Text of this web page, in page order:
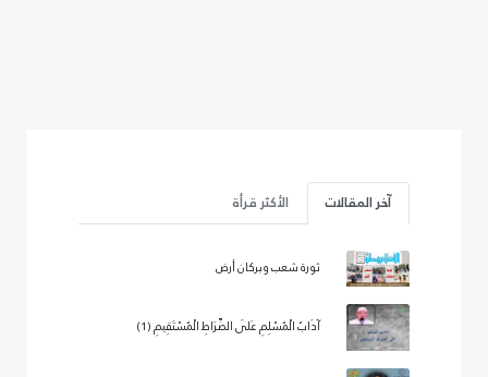
آخر المقالات الأكثر قرأة
ثورة شعب وبركان أرض
آدَابُ الْمُسْلِمِ عَلَى الصِّرَاطِ الْمُسْتَقِيمِ (1)